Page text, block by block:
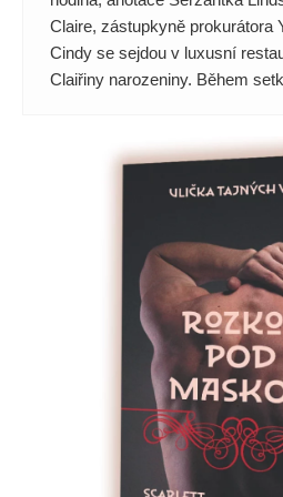
Claire, zástupkyně prokurátora
Cindy se sejdou v luxusní
Claiřiny narozeniny. Během